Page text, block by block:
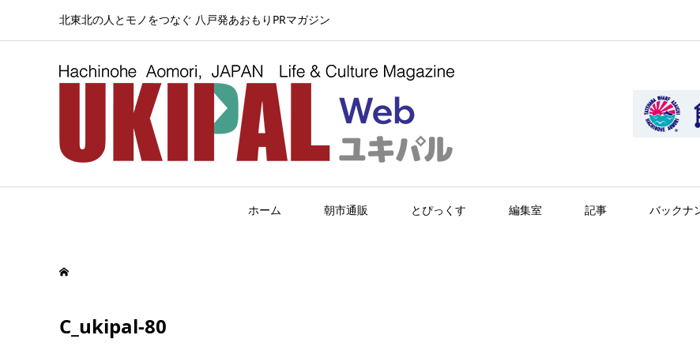
北東北の人とモノをつなぐ 八戸発あおもりPRマガジン
ホーム 朝市通販 とぴっくす 編集室 記事 バックナ
C_ukipal-80